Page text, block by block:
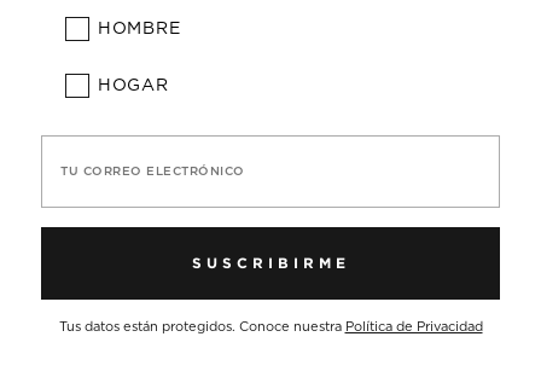
HOMBRE
HOGAR
TU CORREO ELECTRÓNICO
SUSCRIBIRME
Tus datos están protegidos. Conoce nuestra Política de Privacidad